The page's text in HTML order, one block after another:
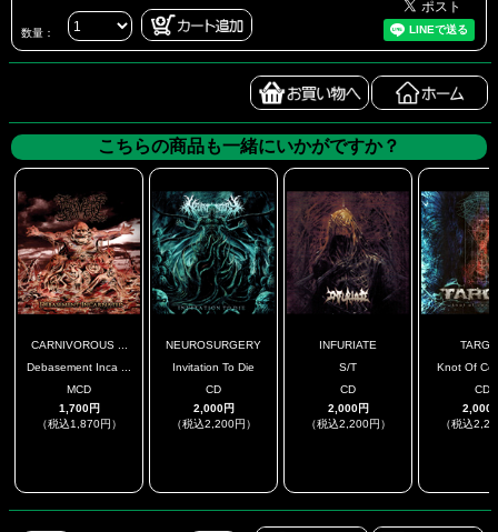
数量：
こちらの商品も一緒にいかがですか？
CARNIVOROUS ...
Debasement Inca ...
MCD
1,700円
（税込1,870円）
NEUROSURGERY
Invitation To Die
CD
2,000円
（税込2,200円）
INFURIATE
S/T
CD
2,000円
（税込2,200円）
Knot Of
CD
2,000
（税込